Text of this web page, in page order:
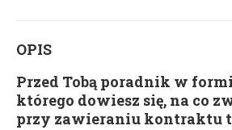
OPIS
Przed Tobą poradnik w
którego dowiesz się, na co
przy zawieraniu kontraktu